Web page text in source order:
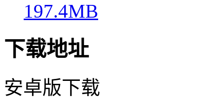
197.4MB
下载地址
安卓版下载